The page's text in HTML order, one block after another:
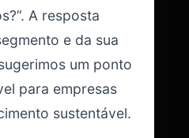
A resposta
e da sua
um ponto
para empresas
sustentável.